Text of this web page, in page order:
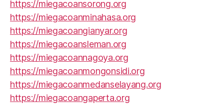
https://miegacoansorong.org
https://miegacoanminahasa.org
https://miegacoangianyar.org
https://miegacoansleman.org
https://miegacoannagoya.org
https://miegacoanmongonsidi.org
https://miegacoanmedanselayang.org
https://miegacoangaperta.org